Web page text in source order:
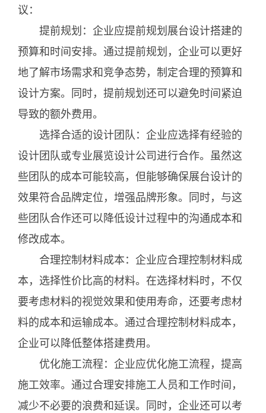
议：
提前规划：企业应提前规划展台设计搭建的
预算和时间安排。通过提前规划，企业可以更好
地了解市场需求和竞争态势，制定合理的预算和
设计方案。同时，提前规划还可以避免时间紧迫
导致的额外费用。
选择合适的设计团队：企业应选择有经验的
设计团队或专业展览设计公司进行合作。虽然这
些团队的成本可能较高，但能够确保展台设计的
效果符合品牌定位，增强品牌形象。同时，与这
些团队合作还可以降低设计过程中的沟通成本和
修改成本。
合理控制材料成本：企业应合理控制材料成
本，选择性价比高的材料。在选择材料时，不仅
要考虑材料的视觉效果和使用寿命，还要考虑材
料的成本和运输成本。通过合理控制材料成本，
企业可以降低整体搭建费用。
优化施工流程：企业应优化施工流程，提高
施工效率。通过合理安排施工人员和工作时间，
减少不必要的浪费和延误。同时，企业还可以考